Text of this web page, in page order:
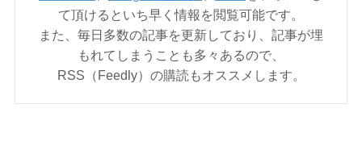
て頂けるといち早く情報を閲覧可能です。
また、毎日多数の記事を更新しており、記事が埋
もれてしまうことも多々あるので、
RSS（Feedly）の購読もオススメします。